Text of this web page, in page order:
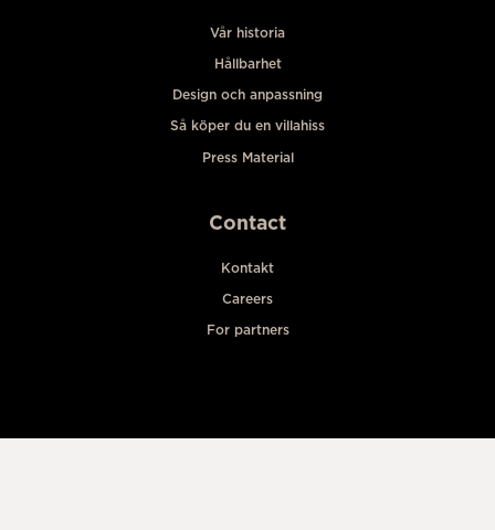
Vår historia
Hållbarhet
Design och anpassning
Så köper du en villahiss
Press Material
Contact
Kontakt
Careers
For partners